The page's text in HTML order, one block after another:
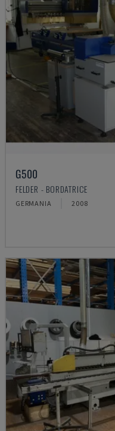
G500
FELDER - BORDATRICE
GERMANIA 2008